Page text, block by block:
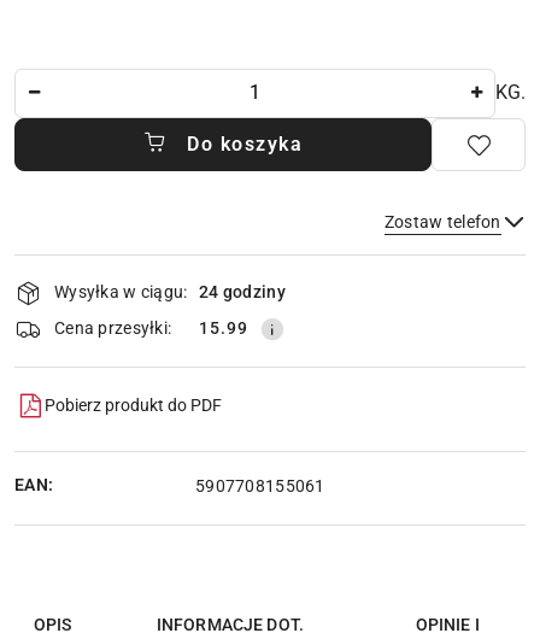
KG.
Do koszyka
Zostaw telefon
Wyślij
Dostępność
i
dostawa
Wysyłka w ciągu:
24 godziny
Cena przesyłki:
15.99
Pobierz produkt do PDF
EAN: 5907708155061
OPIS INFORMACJE DOT. OPINIE I